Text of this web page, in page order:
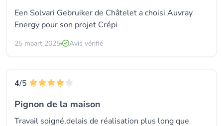
Een Solvari Gebruiker de Châtelet a choisi Auvray
Energy pour son projet Crépi
25 maart 2025 Avis vérifié
4/5
Pignon de la maison
Travail soigné.delais de réalisation plus long que